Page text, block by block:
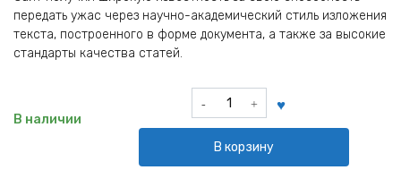
передать ужас через научно-академический стиль изложения
текста, построенного в форме документа, а также за высокие
стандарты качества статей.
В наличии
Количество
товара
В корзину